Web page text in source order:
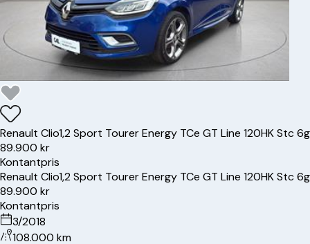
Renault Clio1,2 Sport Tourer Energy TCe GT Line 120HK Stc 6g
89.900 kr
Kontantpris
Renault Clio1,2 Sport Tourer Energy TCe GT Line 120HK Stc 6g
89.900 kr
Kontantpris
3/2018
108.000 km